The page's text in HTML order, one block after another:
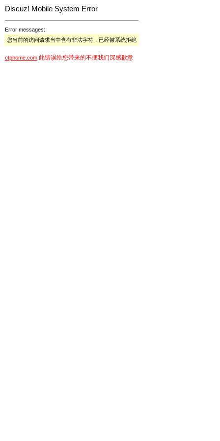
Discuz! Mobile System Error
Error messages:
您当前的访问请求当中含有非法字符，已经被系统拒绝
ctphome.com 此错误给您带来的不便我们深感歉意